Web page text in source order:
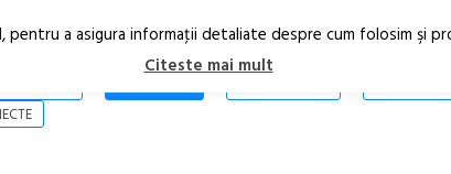
STIRI
a asigura informaţii detaliate despre cum folosim şi
Citeste mai mult